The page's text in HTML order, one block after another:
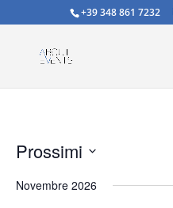
+39 348 861 7232
Prossimi
la
Novembre 2026